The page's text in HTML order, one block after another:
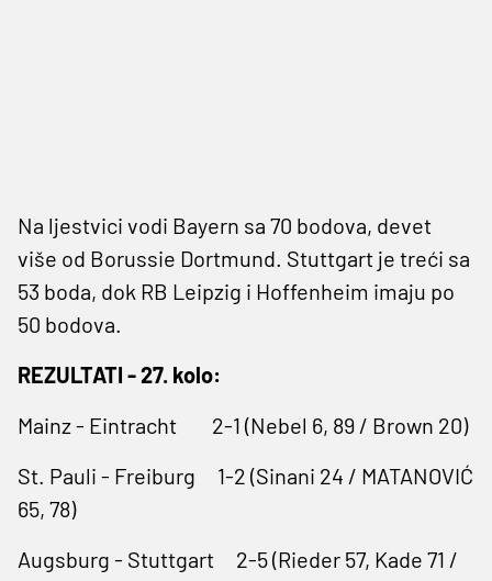
Na ljestvici vodi Bayern sa 70 bodova, devet
više od Borussie Dortmund. Stuttgart je treći sa
53 boda, dok RB Leipzig i Hoffenheim imaju po
50 bodova.
REZULTATI - 27. kolo:
Mainz - Eintracht 2-1 (Nebel 6, 89 / Brown 20)
St. Pauli - Freiburg 1-2 (Sinani 24 / MATANOVIĆ
65, 78)
Augsburg - Stuttgart 2-5 (Rieder 57, Kade 71 /